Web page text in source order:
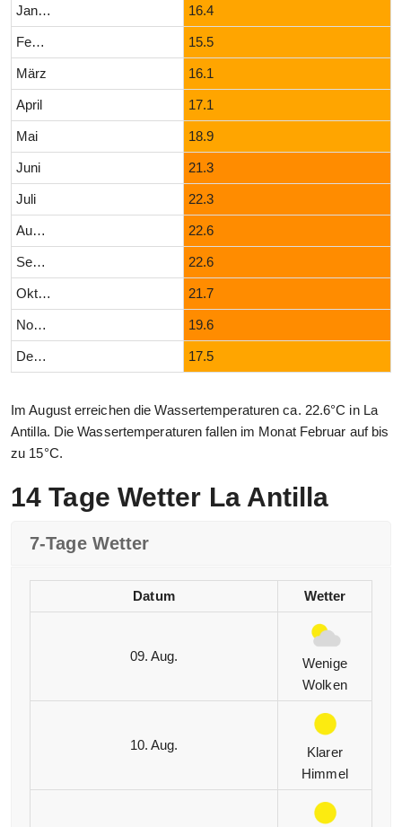
Januar 16.4
Februar 15.5
März 16.1
April 17.1
Mai 18.9
Juni 21.3
Juli 22.3
August 22.6
September 22.6
Oktober 21.7
November 19.6
Dezember 17.5
Im August erreichen die Wassertemperaturen ca. 22.6°C in La
Antilla. Die Wassertemperaturen fallen im Monat Februar auf bis
zu 15°C.
14 Tage Wetter La Antilla
7-Tage Wetter
Datum Wetter
09. Aug.
Wenige
Wolken
10. Aug.
Klarer
Himmel